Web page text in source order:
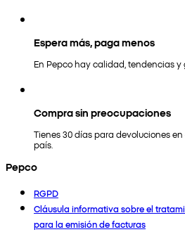
Espera más, paga menos
En Pepco hay calidad, tendencias
Compra sin preocupaciones
Tienes 30 días para devoluciones
país.
Pepco
RGPD
Cláusula informativa sobre el
para la emisión de facturas